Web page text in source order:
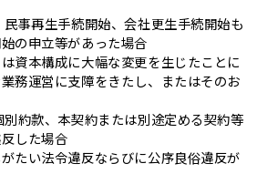
事再生手続開始、会社更生手続開始も
の申立等があった場合
資本構成に大幅な変更を生じたことに
務運営に支障をきたし、またはそのお
約款、本契約または別途定める契約等
した場合
たい法令違反ならびに公序良俗違反が